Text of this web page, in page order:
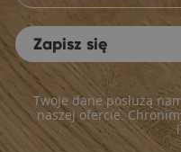
Zapisz się
Twoje dane posłużą
naszej ofercie.